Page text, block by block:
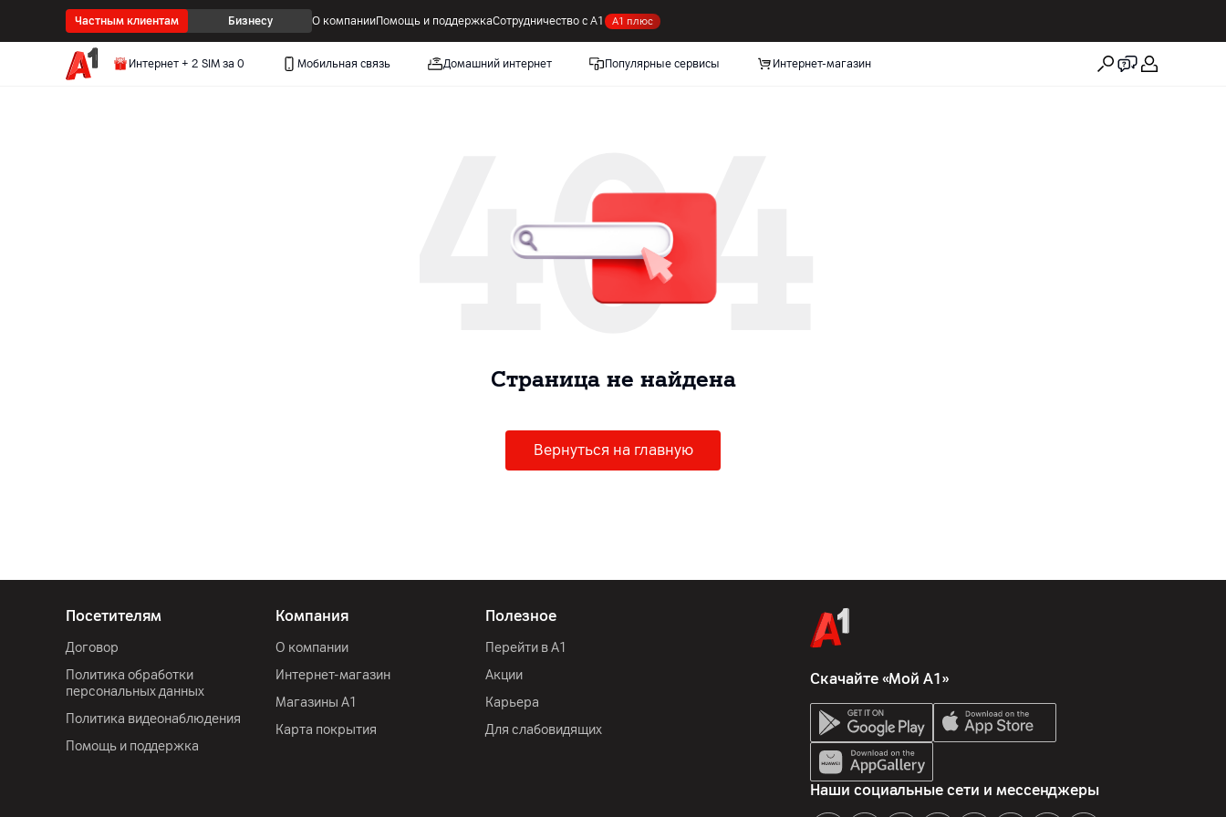
Частным клиентам Бизнесу О компанииПомощь и поддержкаСотрудничество с А1 А1 плюс
Интернет + 2 SIM за 0 Мобильная связь Домашний интернет Популярные сервисы Интернет-магазин
404
Cтраница не найдена
Вернуться на главную
Посетителям
Договор
Политика обработки
персональных данных
Политика видеонаблюдения
Помощь и поддержка
Компания
О компании
Интернет-магазин
Магазины А1
Карта покрытия
Полезное
Перейти в А1
Акции
Карьера
Для слабовидящих
Скачайте «Мой А1»
Наши социальные сети и мессенджеры